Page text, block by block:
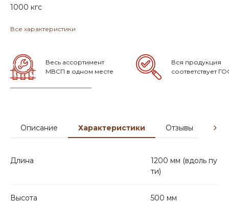
1000 кгс
Все характеристики
Весь ассортимент
МВСП в одном месте
Вся продукция
соответствует
Описание Характеристики Отзывы
Длина
1200 мм (вдоль пу
ти)
Высота 500 мм